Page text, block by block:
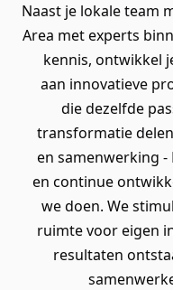
Naast je lokale team
Area met experts
kennis, ontwikkel
aan innovatieve
die dezelfde
transformatie
en samenwerking
en continue
we doen. We
ruimte voor eigen
resultaten